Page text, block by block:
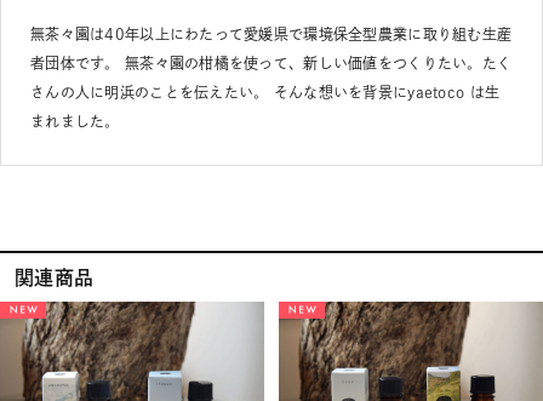
無茶々園は40年以上にわたって愛媛県で環境保全型農業に取り組む生産
者団体です。 無茶々園の柑橘を使って、新しい価値をつくりたい。たく
さんの人に明浜のことを伝えたい。 そんな想いを背景にyaetoco は生
まれました。
関連商品